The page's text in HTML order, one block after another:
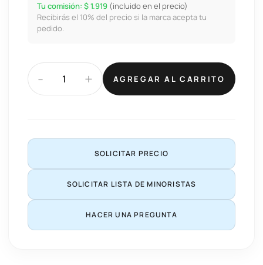
Tu comisión: $ 1.919 (incluido en el precio)
Recibirás el 10% del precio si la marca acepta tu
pedido.
- + AGREGAR AL CARRITO
SOLICITAR PRECIO
SOLICITAR LISTA DE MINORISTAS
HACER UNA PREGUNTA